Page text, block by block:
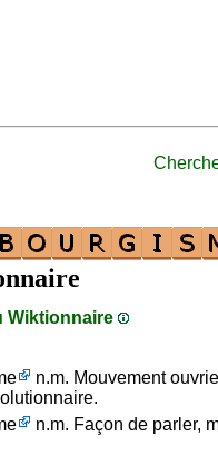
Wiktionnaire
n.m. Mouvement
n.m. Façon de parler,